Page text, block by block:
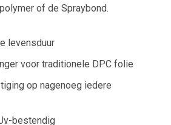
of de Spraybond.
levensduur
voor traditionele DPC folie
op nagenoeg iedere
bestendig